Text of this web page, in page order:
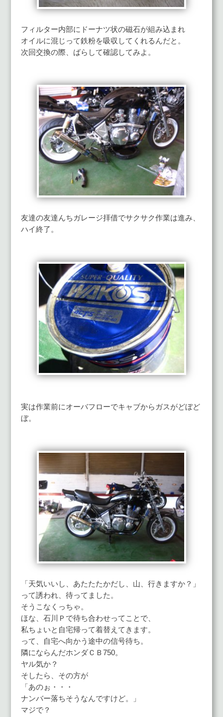
フィルター内部にドーナツ状の磁石が組み込まれ
オイルに混じって鉄粉を吸収してくれるんだと。
次回交換の際、ばらして確認してみよ。
友達の友達んちガレージ拝借でサクサク作業は進み、
ハイ終了。
実は作業前にオーバフローでキャブからガスがどぼど
ぼ。
「天気いいし、あたたたかだし、山、行きますか？」
って誘われ、待ってました。
そうこなくっちゃ。
ほな、石川Ｐで待ち合わせってことで、
私ちょいと自宅帰って着替えてきます。
って、自宅へ向かう途中の信号待ち。
隣にならんだホンダＣＢ750。
ヤル気か？
そしたら、その方が
「あのぉ・・・
ナンバー落ちそうなんですけど。」
マジで？